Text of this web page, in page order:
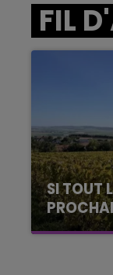
FIL
SI TOUT
La